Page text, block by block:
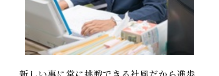
新しい事に常に挑戦できる社風だから進歩